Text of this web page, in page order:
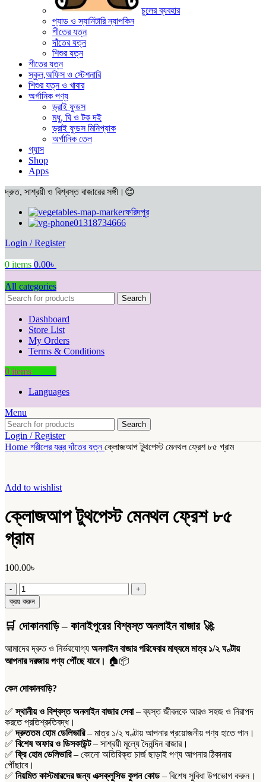
চুলের ব্যবহার
প্যাড ও স্যানিটারি ন্যাপকিন
শীতের যত্ন
দাঁতের যত্ন
শিশুর যত্ন
শীতের যত্ন
স্কুল,অফিস ও স্টেশনারি
শিশুর যত্ন ও খাবার
অর্গানিক পণ্য
ড্রাই ফুডস
মধু, ঘি ও টক দই
ড্রাই ফুডস মিনিপ্যাক
অর্গানিক তেল
গ্যাস
Shop
Apps
দ্রুত, সাশ্রয়ী ও বিশ্বস্ত বাজারের সঙ্গী।😊
ফরিদপুর
01318734666
Login / Register
0 items 0.00৳
All categories
Search
Dashboard
Store List
My Orders
Terms & Conditions
0 items
Languages
Menu
Search
Login / Register
Home শরীলের যন্ত্রদাঁতের যত্নক্লোজআপ টুথপেস্ট মেনথল ফ্রেশ ৮৫ গ্রাম
Add to wishlist
ক্লোজআপ টুথপেস্ট মেনথল ফ্রেশ ৮৫
গ্রাম
100.00৳
ক্লোজআপ
টুথপেস্ট
মেনথল
৮৫
quantity
ক্রয় করুন
🛒 দোকানবাড়ি – কানাইপুরের বিশ্বস্ত অনলাইন বাজার🚀
আমাদের দ্রুত ও নির্ভরযোগ্য অনলাইন বাজার পরিষেবার মাধ্যমে মাত্র ১/২ ঘণ্টায়
আপনার দরজায় পণ্য পৌঁছে যাবে। 🏠📦
কেন দোকানবাড়ি?
✅স্থানীয় ও বিশ্বস্ত অনলাইন বাজার সেবা– ব্যস্ত জীবনকে আরও সহজ ও নিরাপদ
করতে প্রতিশ্রুতিবদ্ধ।
✅দ্রুততম হোম ডেলিভারি– মাত্র ১/২ ঘণ্টায় আপনার প্রয়োজনীয় পণ্য হাতে পান।
✅ বিশেষ অফার ও ডিসকাউন্ট– সাশ্রয়ী মূল্যে দৈনন্দিন বাজার।
✅ ফ্রি হোম ডেলিভারি– কোনো অতিরিক্ত চার্জ ছাড়াই পণ্য আপনার ঠিকানায়
পৌঁছাবে।
✅ নিয়মিত কাস্টমারদের জন্য এক্সক্লুসিভ কুপন কোড– বিশেষ সুবিধা উপভোগ করুন।